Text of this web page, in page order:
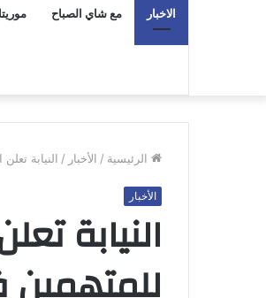
الاخبار مع شاي الصباح
الرئيسية / الأخبار / النيابة
الأخبار
النيابة